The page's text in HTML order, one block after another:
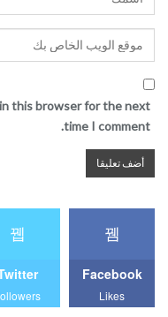
in this browser for the next
time I comment.
Facebook
Likes